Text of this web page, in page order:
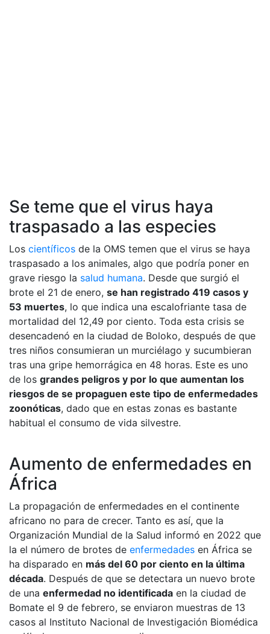
Se teme que el virus haya
traspasado a las especies
Los científicos de la OMS temen que el virus se haya
traspasado a los animales, algo que podría poner en
grave riesgo la salud humana. Desde que surgió el
brote el 21 de enero, se han registrado 419 casos y
53 muertes, lo que indica una escalofriante tasa de
mortalidad del 12,49 por ciento. Toda esta crisis se
desencadenó en la ciudad de Boloko, después de que
tres niños consumieran un murciélago y sucumbieran
tras una gripe hemorrágica en 48 horas. Este es uno
de los grandes peligros y por lo que aumentan los
riesgos de se propaguen este tipo de enfermedades
zoonóticas, dado que en estas zonas es bastante
habitual el consumo de vida silvestre.
Aumento de enfermedades en
África
La propagación de enfermedades en el continente
africano no para de crecer. Tanto es así, que la
Organización Mundial de la Salud informó en 2022 que
la el número de brotes de enfermedades en África se
ha disparado en más del 60 por ciento en la última
década. Después de que se detectara un nuevo brote
de una enfermedad no identificada en la ciudad de
Bomate el 9 de febrero, se enviaron muestras de 13
casos al Instituto Nacional de Investigación Biomédica